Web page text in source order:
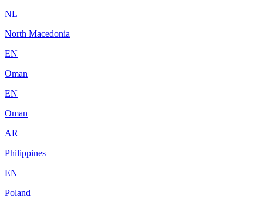
NL
North Macedonia
EN
Oman
EN
Oman
AR
Philippines
EN
Poland